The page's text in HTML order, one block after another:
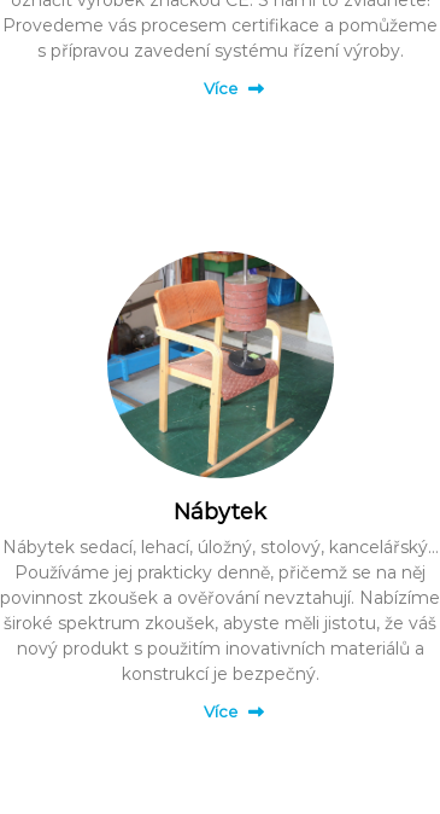
Provedeme vás procesem certifikace a pomůžeme
s přípravou zavedení systému řízení výroby.
Více
Nábytek
Nábytek sedací, lehací, úložný, stolový, kancelářský…
Používáme jej prakticky denně, přičemž se na něj
povinnost zkoušek a ověřování nevztahují. Nabízíme
široké spektrum zkoušek, abyste měli jistotu, že váš
nový produkt s použitím inovativních materiálů a
konstrukcí je bezpečný.
Více